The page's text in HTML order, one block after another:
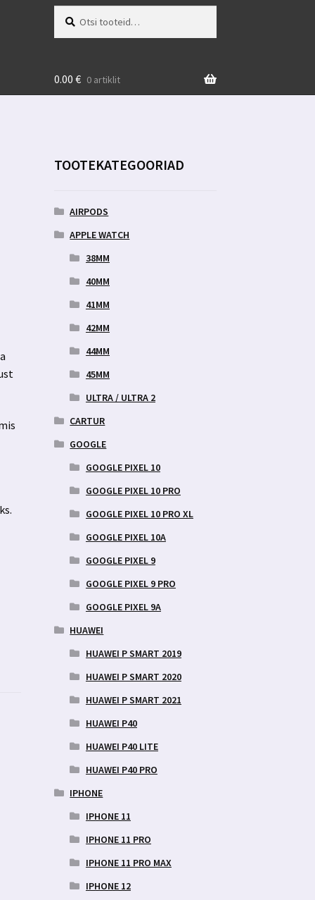
0.00 € 0 artiklit
TOOTEKATEGOORIAD
AIRPODS
APPLE WATCH
38MM
40MM
41MM
42MM
44MM
45MM
ULTRA / ULTRA 2
CARTUR
GOOGLE
GOOGLE PIXEL 10
GOOGLE PIXEL 10 PRO
GOOGLE PIXEL 10 PRO XL
GOOGLE PIXEL 10A
GOOGLE PIXEL 9
GOOGLE PIXEL 9 PRO
GOOGLE PIXEL 9A
HUAWEI
HUAWEI P SMART 2019
HUAWEI P SMART 2020
HUAWEI P SMART 2021
HUAWEI P40
HUAWEI P40 LITE
HUAWEI P40 PRO
IPHONE
IPHONE 11
IPHONE 11 PRO
IPHONE 11 PRO MAX
IPHONE 12